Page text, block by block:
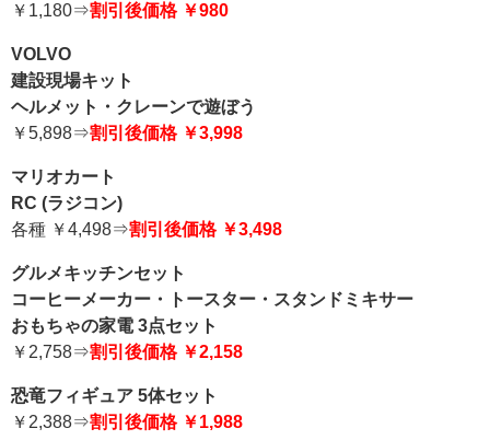
￥1,180⇒割引後価格 ￥980
VOLVO
建設現場キット
ヘルメット・クレーンで遊ぼう
￥5,898⇒割引後価格 ￥3,998
マリオカート
RC (ラジコン)
各種 ￥4,498⇒割引後価格 ￥3,498
グルメキッチンセット
コーヒーメーカー・トースター・スタンドミキサー
おもちゃの家電 3点セット
￥2,758⇒割引後価格 ￥2,158
恐竜フィギュア 5体セット
￥2,388⇒割引後価格 ￥1,988